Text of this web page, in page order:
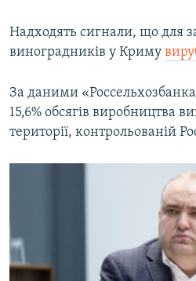
Надходять сигнали, що для
виноградників у Криму
За даними
15,6% обсягів виробництва
території, контрольованій